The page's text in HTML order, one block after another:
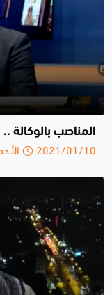
المناصب بالوكالة
2021/01/10 الأحد 11:35 ص